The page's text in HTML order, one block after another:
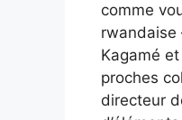
comme
rwandaise
Kagamé et
proches
directeur